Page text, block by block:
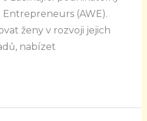
(AWE).
ženy v rozvoji jejich
nabízet